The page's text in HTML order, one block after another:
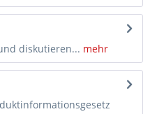
diskutieren... mehr